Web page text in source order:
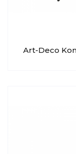
Art-Deco